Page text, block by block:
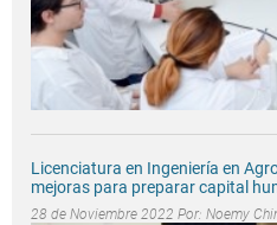
Licenciatura en Ingeniería en
mejoras para preparar capital
28 de Noviembre 2022 Por: Noemy